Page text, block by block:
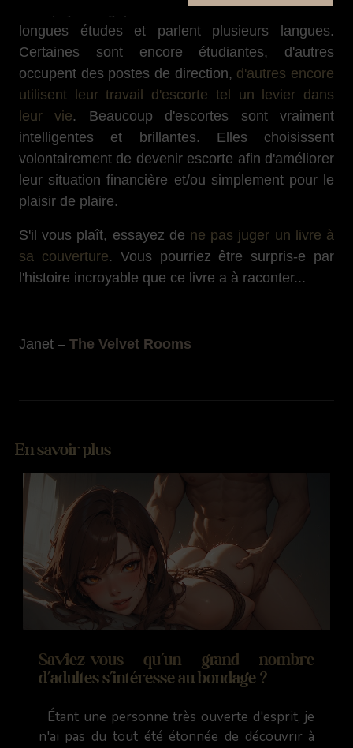
sont psychologiquement très stables, ont fait de
longues études et parlent plusieurs langues.
Certaines sont encore étudiantes, d'autres
occupent des postes de direction, d'autres encore
utilisent leur travail d'escorte tel un levier dans
leur vie. Beaucoup d'escortes sont vraiment
intelligentes et brillantes. Elles choisissent
volontairement de devenir escorte afin d'améliorer
leur situation financière et/ou simplement pour le
plaisir de plaire.
S'il vous plaît, essayez de ne pas juger un livre à
sa couverture. Vous pourriez être surpris-e par
l'histoire incroyable que ce livre a à raconter...
Janet – The Velvet Rooms
En savoir plus
Saviez-vous qu’un grand nombre
d’adultes s’intéresse au bondage ?
Étant une personne très ouverte d'esprit, je
n'ai pas du tout été étonnée de découvrir à